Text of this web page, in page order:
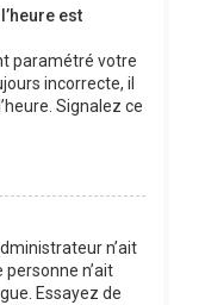
est
paramétré votre
incorrecte, il
Signalez ce
n’ait
n’ait
Essayez de